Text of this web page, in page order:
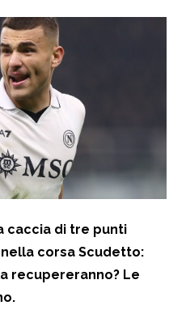
caccia di tre punti
corsa Scudetto:
recupereranno? Le